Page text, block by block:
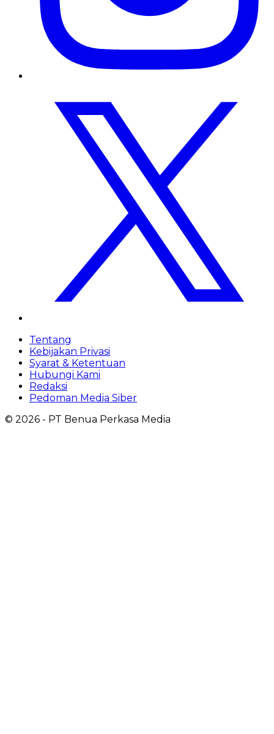
Tentang
Kebijakan Privasi
Syarat & Ketentuan
Hubungi Kami
Redaksi
Pedoman Media Siber
© 2026 - PT Benua Perkasa Media